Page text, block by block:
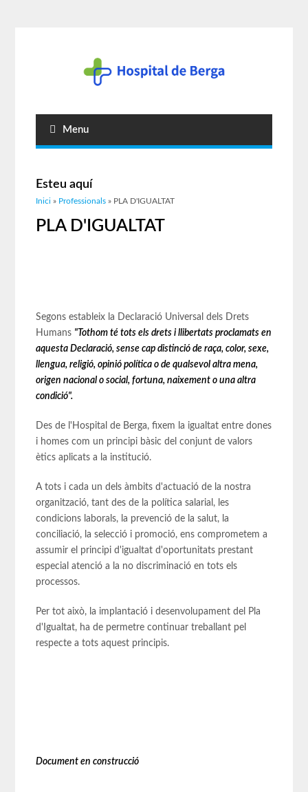
Menu
Esteu aquí
Inici » Professionals » PLA D'IGUALTAT
PLA D'IGUALTAT
Segons estableix la Declaració Universal dels Drets
Humans "Tothom té tots els drets i llibertats proclamats en
aquesta Declaració, sense cap distinció de raça, color, sexe,
llengua, religió, opinió política o de qualsevol altra mena,
origen nacional o social, fortuna, naixement o una altra
condició".
Des de l'Hospital de Berga, fixem la igualtat entre dones
i homes com un principi bàsic del conjunt de valors
ètics aplicats a la institució.
A tots i cada un dels àmbits d'actuació de la nostra
organització, tant des de la política salarial, les
condicions laborals, la prevenció de la salut, la
conciliació, la selecció i promoció, ens comprometem a
assumir el principi d'igualtat d'oportunitats prestant
especial atenció a la no discriminació en tots els
processos.
Per tot això, la implantació i desenvolupament del Pla
d'Igualtat, ha de permetre continuar treballant pel
respecte a tots aquest principis.
Document en construcció